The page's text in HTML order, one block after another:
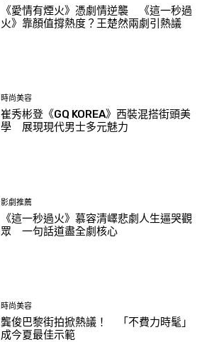
《愛情有煙火》憑劇情逆襲 《這一秒過
火》靠顏值撐熱度？王楚然兩劇引熱議
時尚美容
崔秀彬登《GQ KOREA》西裝混搭街頭美
學 展現現代男士多元魅力
影劇推薦
《這一秒過火》慕容清嶧悲劇人生逼哭觀
眾 一句話道盡全劇核心
時尚美容
龔俊巴黎街拍掀熱議！ 「不費力時髦」
成今夏最佳示範